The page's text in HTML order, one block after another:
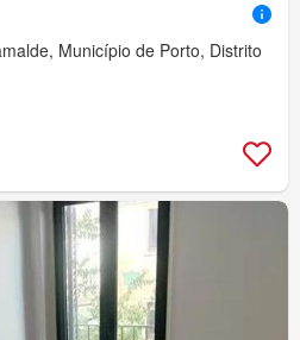
Município de Porto, Distrito